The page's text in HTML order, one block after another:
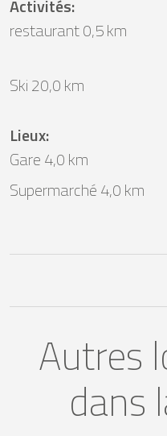
Activités:
restaurant 0,5 km
Ski 20,0 km
Lieux:
Gare 4,0 km
Supermarché 4,0 km
Autres
dans